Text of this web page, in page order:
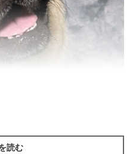
、どのようなサインを見せる
読む